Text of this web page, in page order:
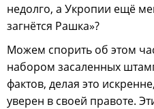
недолго, а Укропии ещё
загнётся Рашка»?
Можем спорить об этом
набором засаленных
фактов, делая это
уверен в своей правоте.